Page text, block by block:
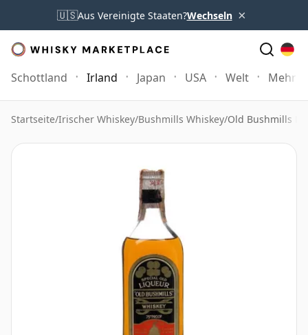
🇺🇸Aus Vereinigte Staaten?Wechseln ×
Schottland Irland Japan USA Welt Mehr
Startseite/Irischer Whiskey/Bushmills Whiskey/Old Bushmills